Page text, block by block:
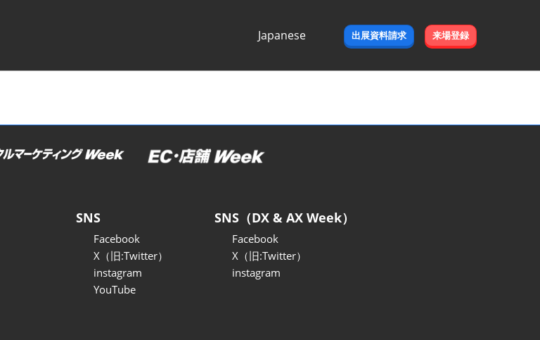
Japanese
出展資料請求 来場登録
SNS
Facebook
X（旧:Twitter）
instagram
YouTube
SNS（DX & AX Week）
Facebook
X（旧:Twitter）
instagram